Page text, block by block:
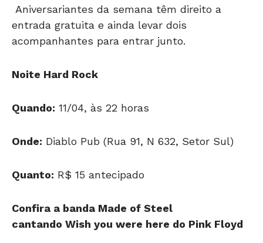
Aniversariantes da semana têm direito a
entrada gratuita e ainda levar dois
acompanhantes para entrar junto.
Noite Hard Rock
Quando: 11/04, às 22 horas
Onde: Diablo Pub (Rua 91, N 632, Setor Sul)
Quanto: R$ 15 antecipado
Confira a banda Made of Steel
cantando Wish you were here do Pink Floyd